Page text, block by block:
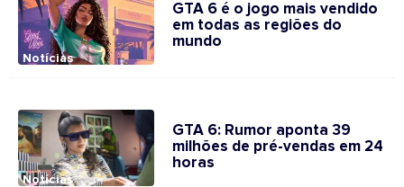
Notícias
GTA 6 é o jogo mais vendido
em todas as regiões do
mundo
Notícias
GTA 6: Rumor aponta 39
milhões de pré-vendas em 24
horas